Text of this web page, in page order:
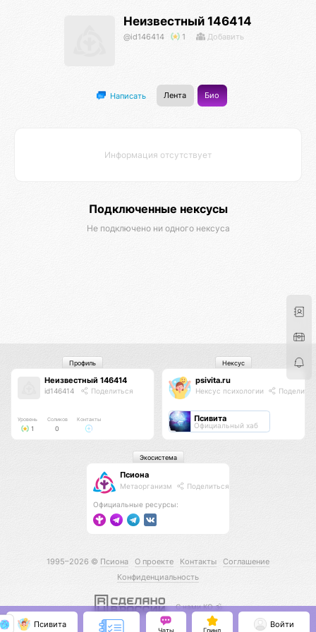
Неизвестный 146414
@id146414 1 Добавить
Написать Лента Био
Информация отсутствует
Подключенные нексусы
Не подключено ни одного нексуса
Неизвестный 146414
id146414 Поделиться
Уровень
1
Соликов
0
Контакты
Профиль
psivita.ru
Нексус психологии
Псивита
Официальный хаб
Нексус
Псиона
Метаорганизм Поделиться
Официальные ресурсы:
Экосистема
1995–2026 © Псиона О проекте Контакты
Соглашение
Конфиденциальность
С нами КО 🕉️
Псивита
Чаты Гринд
Войти